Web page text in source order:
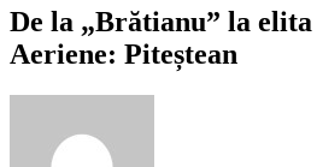
De la „Brătianu” la
Aeriene: Piteștean